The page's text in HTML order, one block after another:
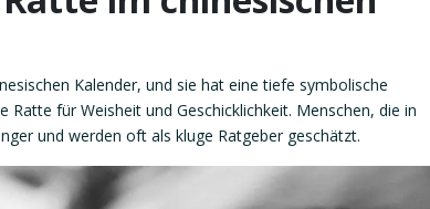
Kalender, und sie hat eine tiefe symbolische
Ratte für Weisheit und Geschicklichkeit. Menschen, die in
und werden oft als kluge Ratgeber geschätzt.